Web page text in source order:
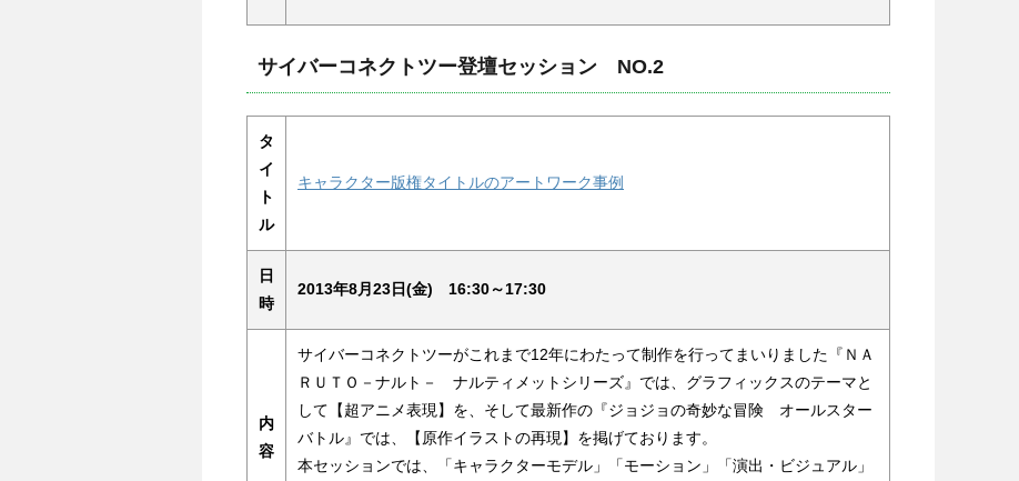
サイバーコネクトツー登壇セッション NO.2
タ
イ
ト
ル
キャラクター版権タイトルのアートワーク事例
日
時
2013年8月23日(金) 16:30～17:30
内
容
サイバーコネクトツーがこれまで12年にわたって制作を行ってまいりました『ＮＡ
ＲＵＴＯ－ナルト－ ナルティメットシリーズ』では、グラフィックスのテーマと
して【超アニメ表現】を、そして最新作の『ジョジョの奇妙な冒険 オールスター
バトル』では、【原作イラストの再現】を掲げております。
本セッションでは、「キャラクターモデル」「モーション」「演出・ビジュアル」